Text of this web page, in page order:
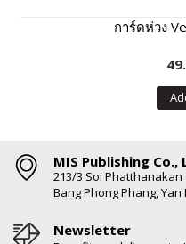
การ์ดห่วง
MIS Publishing Co.,
213/3 Soi Phatthanakan
Bang Phong Phang,
Newsletter